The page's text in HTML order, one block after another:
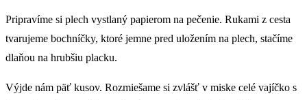
Pripravíme si plech vystlaný papierom na pečenie. Rukami z cesta
tvarujeme bochníčky, ktoré jemne pred uložením na plech, stačíme
dlaňou na hrubšiu placku.
Výjde nám päť kusov. Rozmiešame si zvlášť v miske celé vajíčko s